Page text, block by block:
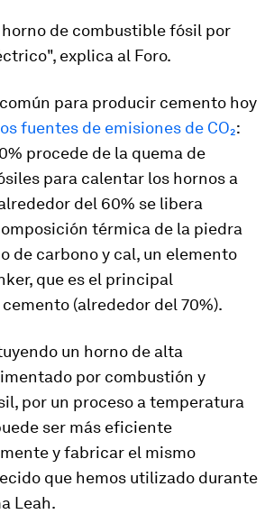
de combustible fósil por
explica al Foro.
para producir cemento hoy
fuentes de emisiones de CO₂:
procede de la quema de
para calentar los hornos a
del 60% se libera
térmica de la piedra
de carbono y cal, un elemento
que es el principal
(alrededor del 70%).
un horno de alta
por combustión y
por un proceso a temperatura
ser más eficiente
y fabricar el mismo
que hemos utilizado durante
Leah.